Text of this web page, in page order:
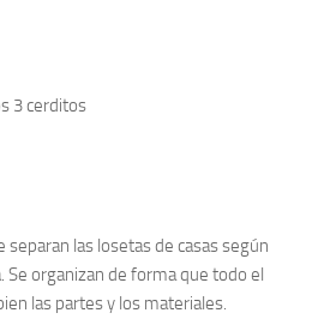
3 cerditos
separan las losetas de casas según
Se organizan de forma que todo el
las partes y los materiales.